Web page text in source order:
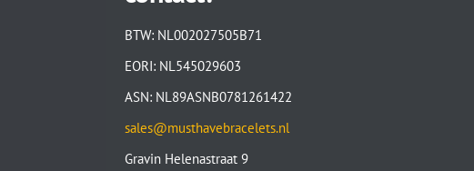
BTW: NL002027505B71
EORI: NL545029603
ASN: NL89ASNB0781261422
sales@musthavebracelets.nl
Gravin Helenastraat 9